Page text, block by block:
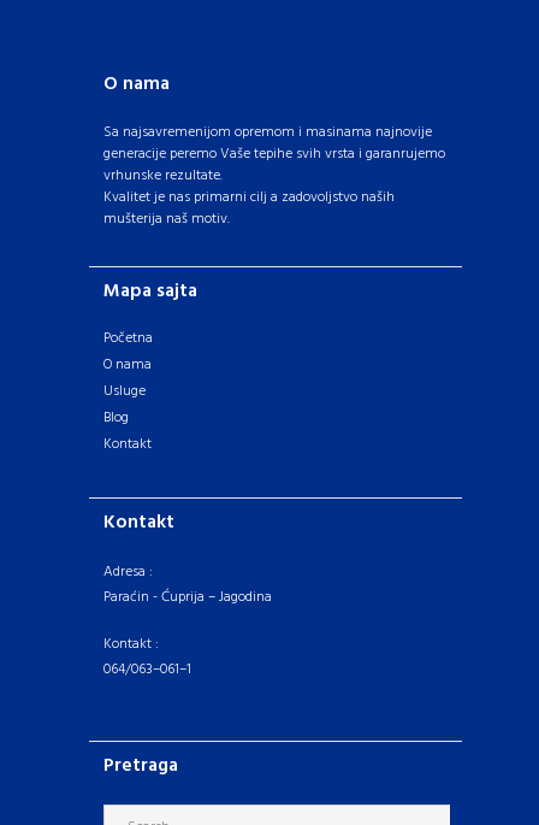
O nama
Sa najsavremenijom opremom i masinama najnovije
generacije peremo Vaše tepihe svih vrsta i garanrujemo
vrhunske rezultate.
Kvalitet je nas primarni cilj a zadovoljstvo naših
mušterija naš motiv.
Mapa sajta
Početna
O nama
Usluge
Blog
Kontakt
Kontakt
Adresa :
Paraćin - Ćuprija – Jagodina
Kontakt :
064/063–061–1
Pretraga